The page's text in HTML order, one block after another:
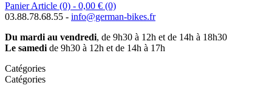
Panier Article (0) - 0,00 € (0)
03.88.78.68.55 - info@german-bikes.fr
Du mardi au vendredi, de 9h30 à 12h et de 14h à 18h30
Le samedi de 9h30 à 12h et de 14h à 17h
Catégories
Catégories